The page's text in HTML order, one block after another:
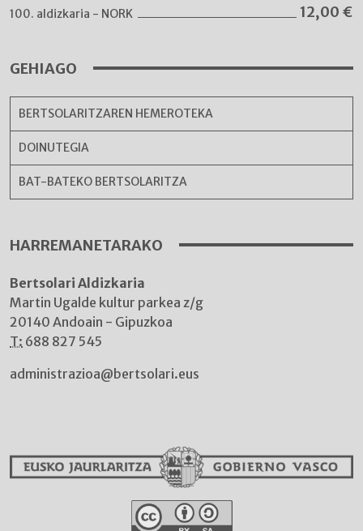
100. aldizkaria - NORK 12,00 €
GEHIAGO
BERTSOLARITZAREN HEMEROTEKA
DOINUTEGIA
BAT-BATEKO BERTSOLARITZA
HARREMANETARAKO
Bertsolari Aldizkaria
Martin Ugalde kultur parkea z/g
20140 Andoain - Gipuzkoa
T: 688 827 545
administrazioa@bertsolari.eus